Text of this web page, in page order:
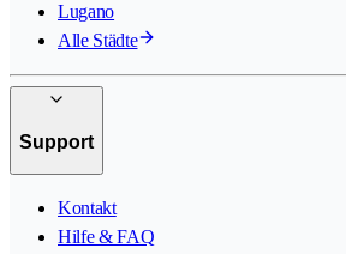
Lugano
Alle Städte
Support
Kontakt
Hilfe & FAQ